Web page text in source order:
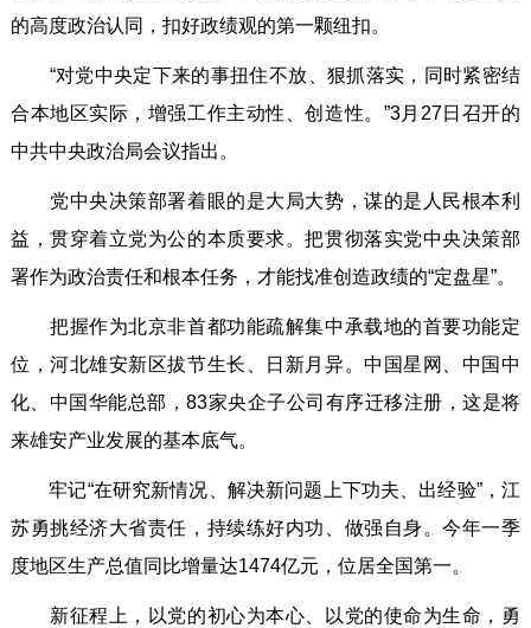
的高度政治认同，扣好政绩观的第一颗纽扣。
“对党中央定下来的事扭住不放、狠抓落实，同时紧密结
合本地区实际，增强工作主动性、创造性。”3月27日召开的
中共中央政治局会议指出。
党中央决策部署着眼的是大局大势，谋的是人民根本利
益，贯穿着立党为公的本质要求。把贯彻落实党中央决策部
署作为政治责任和根本任务，才能找准创造政绩的“定盘星”。
把握作为北京非首都功能疏解集中承载地的首要功能定
位，河北雄安新区拔节生长、日新月异。中国星网、中国中
化、中国华能总部，83家央企子公司有序迁移注册，这是将
来雄安产业发展的基本底气。
牢记“在研究新情况、解决新问题上下功夫、出经验”，江
苏勇挑经济大省责任，持续练好内功、做强自身。今年一季
度地区生产总值同比增量达1474亿元，位居全国第一。
新征程上，以党的初心为本心、以党的使命为生命，勇